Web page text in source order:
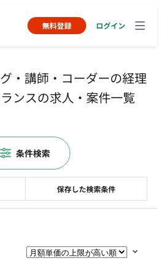
無料登録 ログイン
・講師・コーダーの経理
ンスの求人・案件一覧
保存した検索条件
条件検索